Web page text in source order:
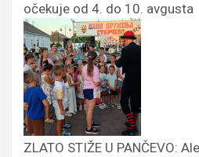
očekuje od 4. do 10. avgusta
ZLATO STIŽE U PANČEVO: